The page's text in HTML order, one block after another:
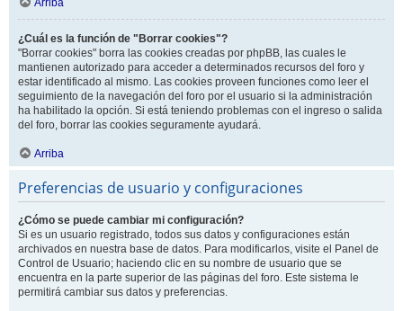
Arriba
¿Cuál es la función de "Borrar cookies"?
"Borrar cookies" borra las cookies creadas por phpBB, las cuales le
mantienen autorizado para acceder a determinados recursos del foro y
estar identificado al mismo. Las cookies proveen funciones como leer el
seguimiento de la navegación del foro por el usuario si la administración
ha habilitado la opción. Si está teniendo problemas con el ingreso o salida
del foro, borrar las cookies seguramente ayudará.
Arriba
Preferencias de usuario y configuraciones
¿Cómo se puede cambiar mi configuración?
Si es un usuario registrado, todos sus datos y configuraciones están
archivados en nuestra base de datos. Para modificarlos, visite el Panel de
Control de Usuario; haciendo clic en su nombre de usuario que se
encuentra en la parte superior de las páginas del foro. Este sistema le
permitirá cambiar sus datos y preferencias.